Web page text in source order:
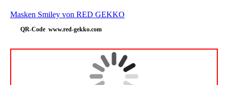
Masken Smiley von RED GEKKO
QR-Code www.red-gekko.com